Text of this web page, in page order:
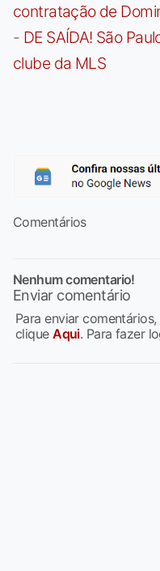
contratação de
- DE SAÍDA! São
clube da MLS
Comentários
Nenhum comentario!
Enviar comentário
Para enviar
cliqueAqui. Para fazer